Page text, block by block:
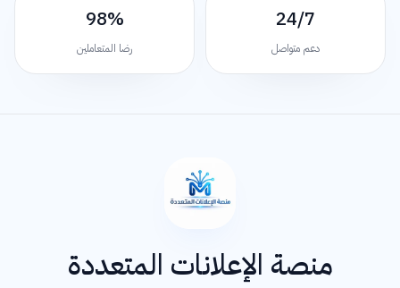
24/7
دعم متواصل
98%
رضا المتعاملين
منصة الإعلانات المتعددة